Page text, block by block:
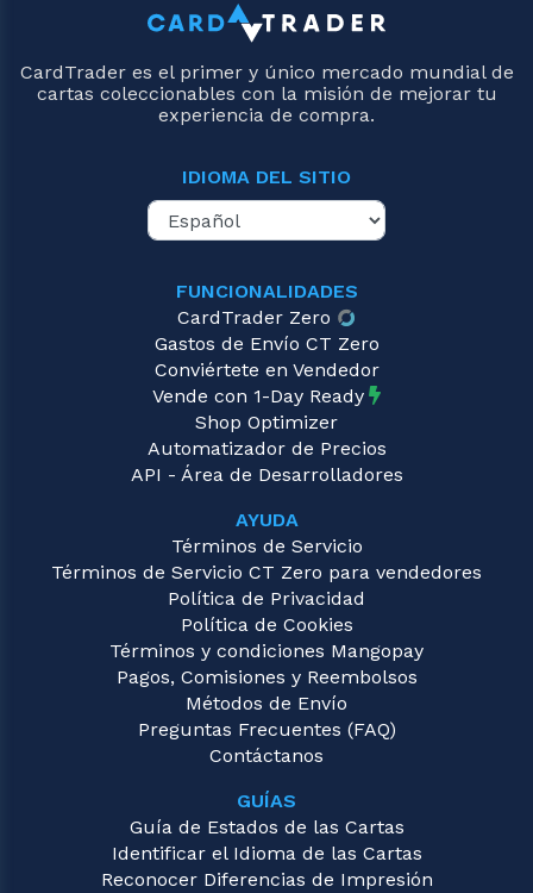
CardTrader es el primer y único mercado mundial de
cartas coleccionables con la misión de mejorar tu
experiencia de compra.
IDIOMA DEL SITIO
FUNCIONALIDADES
CardTrader Zero
Gastos de Envío CT Zero
Conviértete en Vendedor
Vende con 1-Day Ready
Shop Optimizer
Automatizador de Precios
API - Área de Desarrolladores
AYUDA
Términos de Servicio
Términos de Servicio CT Zero para vendedores
Política de Privacidad
Política de Cookies
Términos y condiciones Mangopay
Pagos, Comisiones y Reembolsos
Métodos de Envío
Preguntas Frecuentes (FAQ)
Contáctanos
GUÍAS
Guía de Estados de las Cartas
Identificar el Idioma de las Cartas
Reconocer Diferencias de Impresión